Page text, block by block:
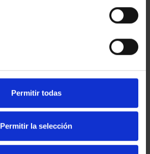
Permitir todas
Permitir la selección
II - SALAMANCA